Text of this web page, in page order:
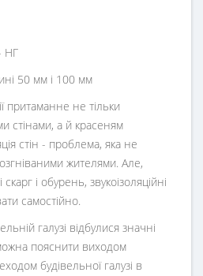
НГ
50 мм і 100 мм
притаманне не тільки
стінами, а й красеням
стін - проблема, яка не
жителями. Але,
і обурень, звукоізоляційні
самостійно.
галузі відбулися значні
пояснити виходом
будівельної галузі в